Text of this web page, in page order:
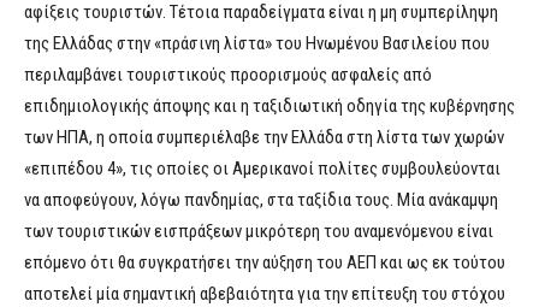
αφίξεις τουριστών. Τέτοια παραδείγματα είναι η μη συμπερίληψη
της Ελλάδας στην «πράσινη λίστα» του Ηνωμένου Βασιλείου που
περιλαμβάνει τουριστικούς προορισμούς ασφαλείς από
επιδημιολογικής άποψης και η ταξιδιωτική οδηγία της κυβέρνησης
των ΗΠΑ, η οποία συμπεριέλαβε την Ελλάδα στη λίστα των χωρών
«επιπέδου 4», τις οποίες οι Αμερικανοί πολίτες συμβουλεύονται
να αποφεύγουν, λόγω πανδημίας, στα ταξίδια τους. Μία ανάκαμψη
των τουριστικών εισπράξεων μικρότερη του αναμενόμενου είναι
επόμενο ότι θα συγκρατήσει την αύξηση του ΑΕΠ και ως εκ τούτου
αποτελεί μία σημαντική αβεβαιότητα για την επίτευξη του στόχου